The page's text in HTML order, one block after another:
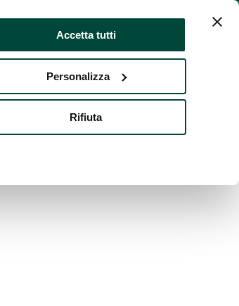
Accetta tutti
Personalizza
Rifiuta
Trasparenza Contatti